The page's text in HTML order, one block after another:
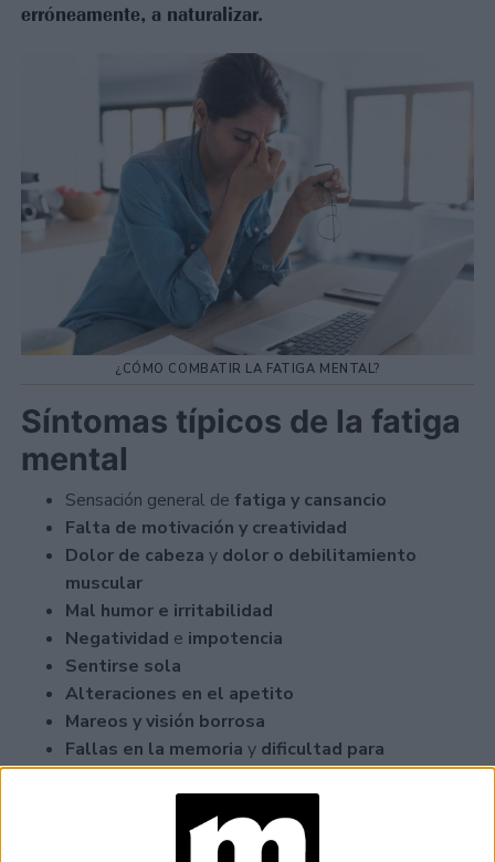
erróneamente, a naturalizar.
¿CÓMO COMBATIR LA FATIGA MENTAL?
Síntomas típicos de la fatiga
mental
Sensación general de fatiga y cansancio
Falta de motivación y creatividad
Dolor de cabeza y dolor o debilitamiento
muscular
Mal humor e irritabilidad
Negatividad e impotencia
Sentirse sola
Alteraciones en el apetito
Mareos y visión borrosa
Fallas en la memoria y dificultad para
concentrarse y tomar decisiones
Las rutinas que pueden